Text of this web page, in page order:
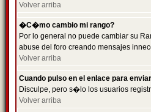
Volver arriba
�C�mo cambio mi rango?
Por lo general no puede cambiar su
abuse del foro creando mensajes
Volver arriba
Cuando pulso en el enlace para
Disculpe, pero s�lo los usuarios
Volver arriba